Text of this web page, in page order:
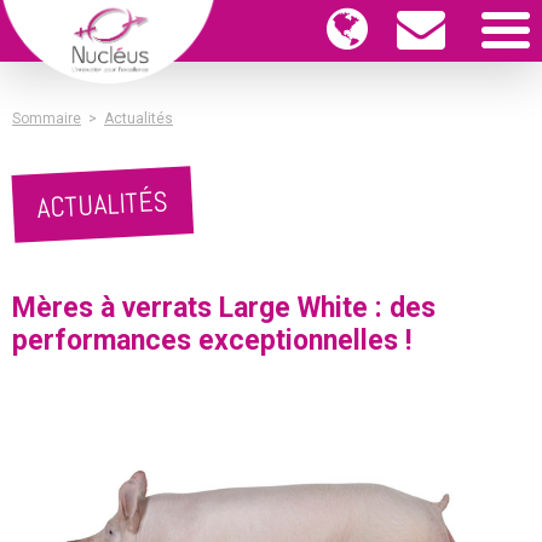
Sommaire > Actualités
ACTUALITÉS
Mères à verrats Large White : des
performances exceptionnelles !